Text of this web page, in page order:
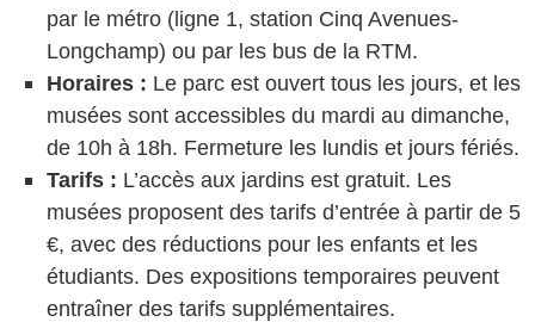
par le métro (ligne 1, station Cinq Avenues-
Longchamp) ou par les bus de la RTM.
Horaires : Le parc est ouvert tous les jours, et les
musées sont accessibles du mardi au dimanche,
de 10h à 18h. Fermeture les lundis et jours fériés.
Tarifs : L’accès aux jardins est gratuit. Les
musées proposent des tarifs d’entrée à partir de 5
€, avec des réductions pour les enfants et les
étudiants. Des expositions temporaires peuvent
entraîner des tarifs supplémentaires.